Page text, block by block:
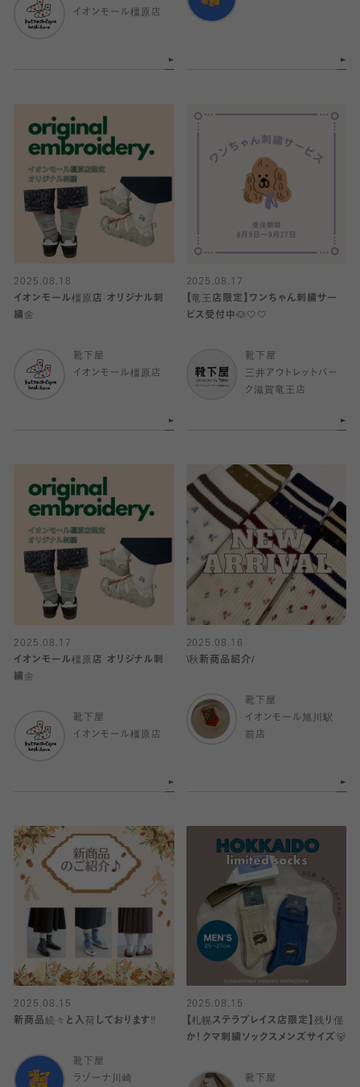
イオンモール橿原店
2025.08.18
イオンモール橿原店 オリジナル刺
繍🌼
靴下屋
イオンモール橿原店
2025.08.17
【竜王店限定】ワンちゃん刺繍サー
ビス受付中🐶🤍🤍
靴下屋
三井アウトレットパー
ク滋賀竜王店
2025.08.17
イオンモール橿原店 オリジナル刺
繍🌼
靴下屋
イオンモール橿原店
2025.08.16
\秋新商品紹介/
靴下屋
イオンモール旭川駅
前店
2025.08.15
新商品続々と入荷しております‼️
靴下屋
ラゾーナ川崎
2025.08.15
【札幌ステラプレイス店限定】残り僅
か！クマ刺繍ソックスメンズサイズ🐻
靴下屋